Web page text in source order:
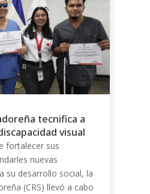
tecnifica a
visual
fortalecer sus
nuevas
su desarrollo social, la
(CRS) llevó a cabo